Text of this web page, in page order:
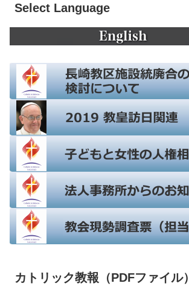
Select Language
カトリック教報（PDFファイル）